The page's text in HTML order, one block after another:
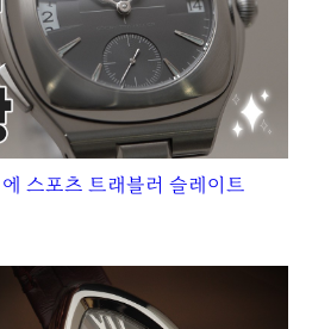
스포츠 트래블러 슬레이트